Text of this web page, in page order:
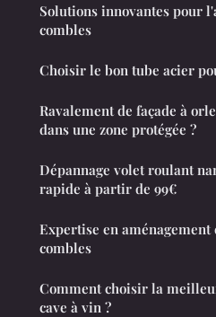
Solutions innovantes pour
combles
Choisir le bon tube acier
Ravalement de façade à
dans une zone protégée ?
Dépannage volet roulant
rapide à partir de 99€
Expertise en
combles
Comment choisir la
cave à vin ?